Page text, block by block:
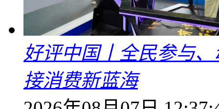
好评中国丨全民参与
接消费新蓝海